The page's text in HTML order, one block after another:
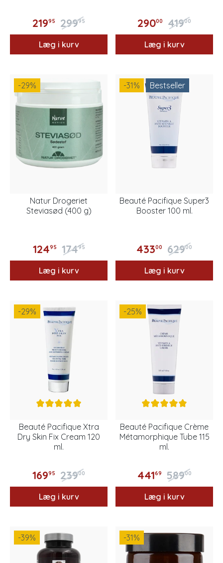
21995 29995
Læg i kurv
29000 41900
Læg i kurv
-29%
Natur Drogeriet
Steviasød (400 g)
12495 17495
Læg i kurv
-31% Bestseller
Beauté Pacifique Super3
Booster 100 ml.
43300 62900
Læg i kurv
-29%
Beauté Pacifique Xtra
Dry Skin Fix Cream 120
ml.
16995 23900
Læg i kurv
-25%
Beauté Pacifique Crème
Métamorphique Tube 115
ml.
44169 58900
Læg i kurv
-39% -31%